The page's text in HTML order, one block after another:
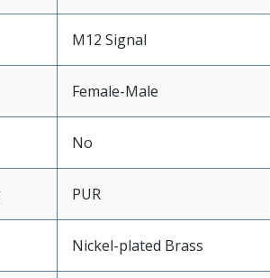
M12 Signal
Female-Male
No
PUR
Nickel-plated Brass